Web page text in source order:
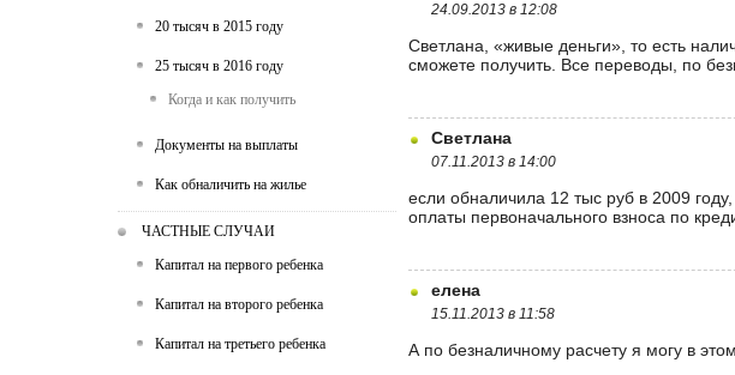
20 тысяч в 2015 году
25 тысяч в 2016 году
Когда и как получить
Документы на выплаты
Как обналичить на жилье
ЧАСТНЫЕ СЛУЧАИ
Капитал на первого ребенка
Капитал на второго ребенка
Капитал на третьего ребенка
24.09.2013 в 12:08
Светлана, «живые деньги», то есть
сможете получить. Все переводы, по
Светлана
07.11.2013 в 14:00
если обналичила 12 тыс руб в 2009
оплаты первоначального взноса по
елена
15.11.2013 в 11:58
А по безналичному расчету я могу в